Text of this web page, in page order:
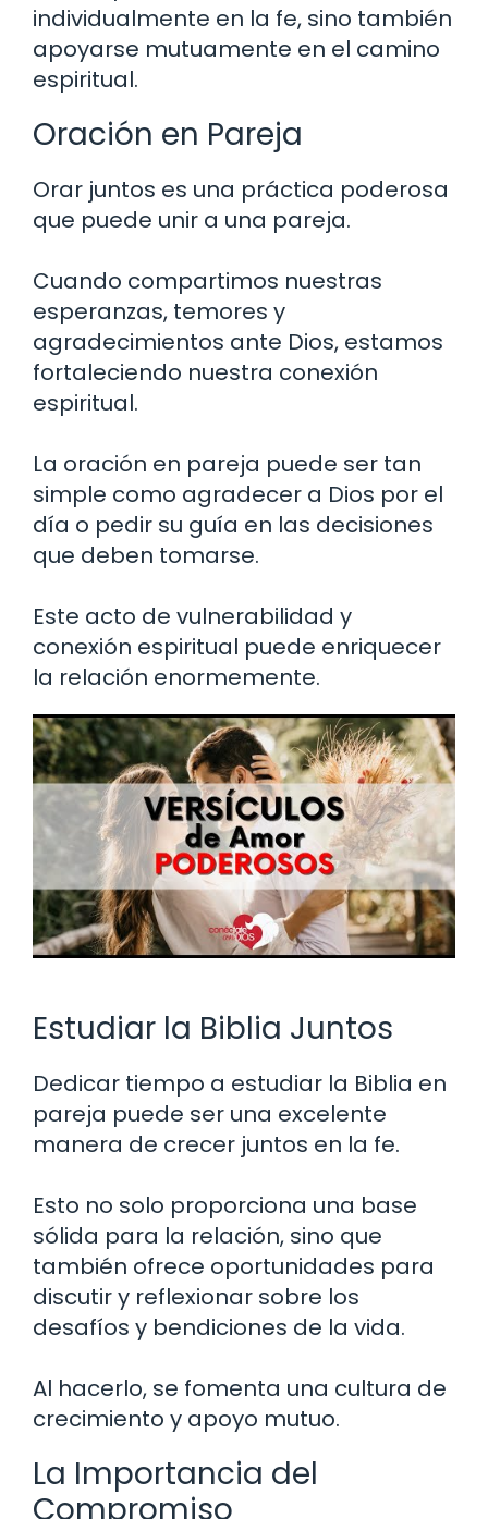
individualmente en la fe, sino también
apoyarse mutuamente en el camino
espiritual.
Oración en Pareja
Orar juntos es una práctica poderosa
que puede unir a una pareja.
Cuando compartimos nuestras
esperanzas, temores y
agradecimientos ante Dios, estamos
fortaleciendo nuestra conexión
espiritual.
La oración en pareja puede ser tan
simple como agradecer a Dios por el
día o pedir su guía en las decisiones
que deben tomarse.
Este acto de vulnerabilidad y
conexión espiritual puede enriquecer
la relación enormemente.
Estudiar la Biblia Juntos
Dedicar tiempo a estudiar la Biblia en
pareja puede ser una excelente
manera de crecer juntos en la fe.
Esto no solo proporciona una base
sólida para la relación, sino que
también ofrece oportunidades para
discutir y reflexionar sobre los
desafíos y bendiciones de la vida.
Al hacerlo, se fomenta una cultura de
crecimiento y apoyo mutuo.
La Importancia del
Compromiso